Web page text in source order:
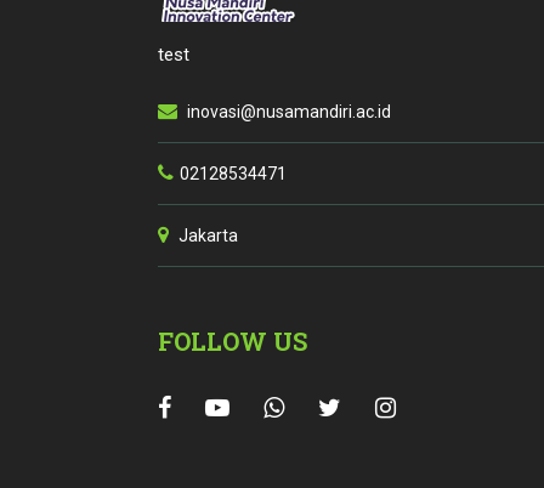
test
inovasi@nusamandiri.ac.id
02128534471
Jakarta
FOLLOW US